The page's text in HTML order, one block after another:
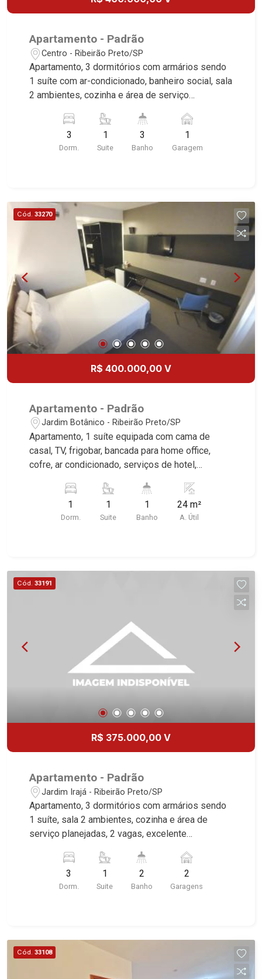
Apartamento - Padrão
Centro - Ribeirão Preto/SP
Apartamento, 3 dormitórios com armários sendo
1 suíte com ar-condicionado, banheiro social, sala
2 ambientes, cozinha e área de serviço
1 vaga, excelente localização, próximo a
Beneficência Portuguesa.
3
Dorm.
1
Suite
3
Banho
1
Garagem
Cód. 33270
R$ 400.000,00 V
Apartamento - Padrão
Jardim Botânico - Ribeirão Preto/SP
Apartamento, 1 suíte equipada com cama de
casal, TV, frigobar, bancada para home office,
cofre, ar condicionado, serviços de hotel,
Ideal para investimento.
1
Dorm.
1
Suite
1
Banho
24 m²
A. Útil
Cód. 33191
R$ 375.000,00 V
Apartamento - Padrão
Jardim Irajá - Ribeirão Preto/SP
Apartamento, 3 dormitórios com armários sendo
1 suíte, sala 2 ambientes, cozinha e área de
serviço planejadas, 2 vagas, excelente
Raya. * Imóvel alugado, ideal para renda. *
3
Dorm.
1
Suite
2
Banho
2
Garagens
Cód. 33108